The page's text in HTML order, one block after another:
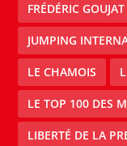
FRÉDÉRIC GOUJAT
JUMPING
LE CHAMOIS
LE TOP 100 DES
LIBERTÉ DE LA